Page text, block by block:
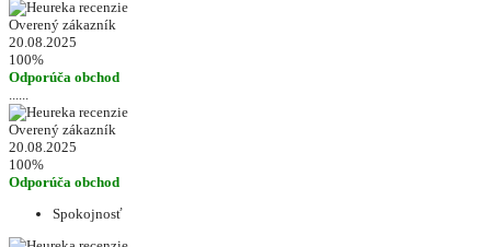
Overený zákazník
20.08.2025
100%
Odporúča obchod
......
Overený zákazník
20.08.2025
100%
Odporúča obchod
Spokojnosť